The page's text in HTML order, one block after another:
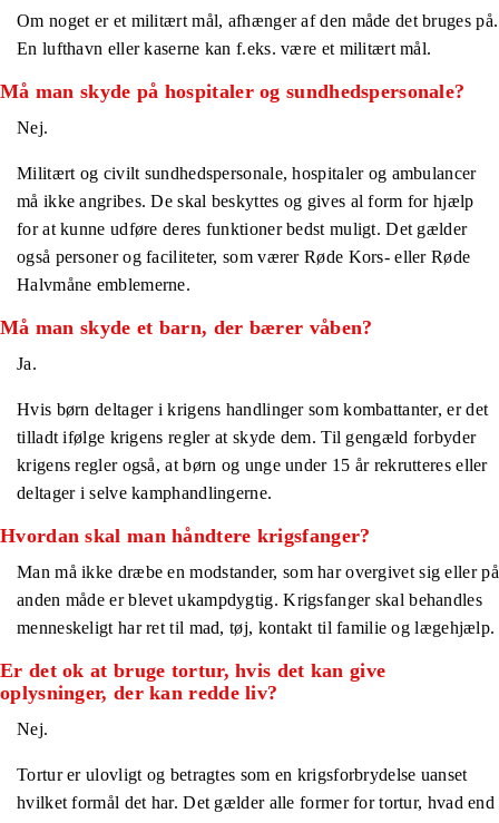
Om noget er et militært mål, afhænger af den måde det bruges på.
En lufthavn eller kaserne kan f.eks. være et militært mål.
Må man skyde på hospitaler og sundhedspersonale?
Nej.
Militært og civilt sundhedspersonale, hospitaler og ambulancer
må ikke angribes. De skal beskyttes og gives al form for hjælp
for at kunne udføre deres funktioner bedst muligt. Det gælder
også personer og faciliteter, som værer Røde Kors- eller Røde
Halvmåne emblemerne.
Må man skyde et barn, der bærer våben?
Ja.
Hvis børn deltager i krigens handlinger som kombattanter, er det
tilladt ifølge krigens regler at skyde dem. Til gengæld forbyder
krigens regler også, at børn og unge under 15 år rekrutteres eller
deltager i selve kamphandlingerne.
Hvordan skal man håndtere krigsfanger?
Man må ikke dræbe en modstander, som har overgivet sig eller på
anden måde er blevet ukampdygtig. Krigsfanger skal behandles
menneskeligt har ret til mad, tøj, kontakt til familie og lægehjælp.
Er det ok at bruge tortur, hvis det kan give
oplysninger, der kan redde liv?
Nej.
Tortur er ulovligt og betragtes som en krigsforbrydelse uanset
hvilket formål det har. Det gælder alle former for tortur, hvad end